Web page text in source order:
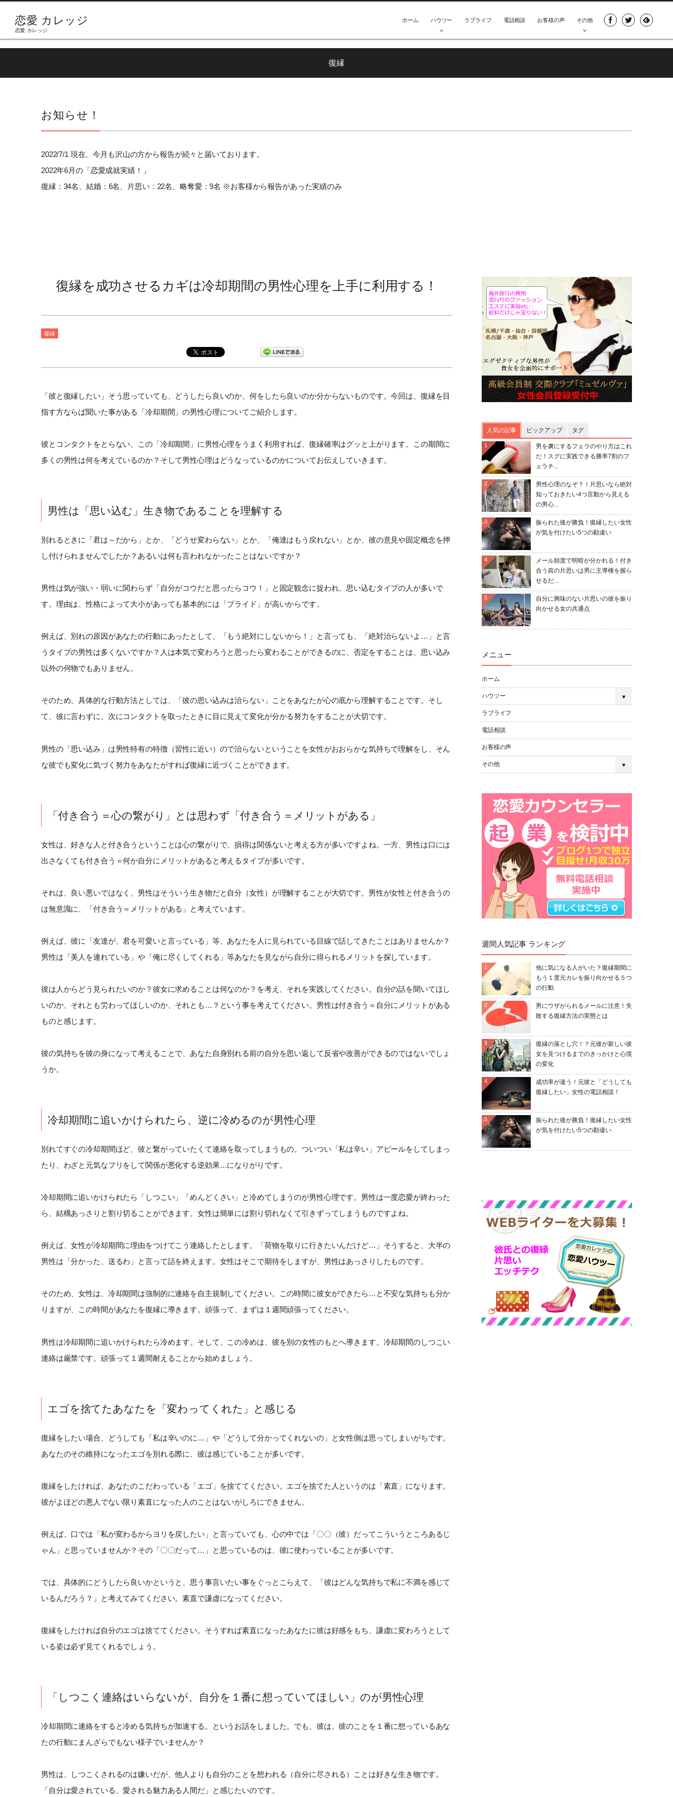
恋愛 カレッジ
恋愛 カレッジ
ホーム ハウツー ラブライフ 電話相談 お客様の声 その他
復縁
お知らせ！
2022/7/1 現在、今月も沢山の方から報告が続々と届いております。
2022年6月の「恋愛成就実績！」
復縁：34名、結婚：6名、片思い：22名、略奪愛：9名 ※お客様から報告があった実績のみ
復縁を成功させるカギは冷却期間の男性心理を上手に利用する！
復縁
「彼と復縁したい」そう思っていても、どうしたら良いのか、何をしたら良いのか分からないものです。今回は、復縁を目
指す方ならば聞いた事がある「冷却期間」の男性心理についてご紹介します。
彼とコンタクトをとらない、この「冷却期間」に男性心理をうまく利用すれば、復縁確率はグッと上がります。この期間に
多くの男性は何を考えているのか？そして男性心理はどうなっているのかについてお伝えしていきます。
男性は「思い込む」生き物であることを理解する
別れるときに「君は～だから」とか、「どうせ変わらない」とか、「俺達はもう戻れない」とか、彼の意見や固定概念を押
し付けられませんでしたか？あるいは何も言われなかったことはないですか？
男性は気が強い・弱いに関わらず「自分がコウだと思ったらコウ！」と固定観念に捉われ、思い込むタイプの人が多いで
す。理由は、性格によって大小があっても基本的には「プライド」が高いからです。
例えば、別れの原因があなたの行動にあったとして、「もう絶対にしないから！」と言っても、「絶対治らないよ…」と言
うタイプの男性は多くないですか？人は本気で変わろうと思ったら変わることができるのに、否定をすることは、思い込み
以外の何物でもありません。
そのため、具体的な行動方法としては、「彼の思い込みは治らない」ことをあなたが心の底から理解することです。そし
て、彼に言わずに、次にコンタクトを取ったときに目に見えて変化が分かる努力をすることが大切です。
男性の「思い込み」は男性特有の特徴（習性に近い）ので治らないということを女性がおおらかな気持ちで理解をし、そん
な彼でも変化に気づく努力をあなたがすれば復縁に近づくことができます。
「付き合う＝心の繋がり」とは思わず「付き合う＝メリットがある」
女性は、好きな人と付き合うということは心の繋がりで、損得は関係ないと考える方が多いですよね。一方、男性は口には
出さなくても付き合う＝何か自分にメリットがあると考えるタイプが多いです。
それは、良い悪いではなく、男性はそういう生き物だと自分（女性）が理解することが大切です。男性が女性と付き合うの
は無意識に、「付き合う＝メリットがある」と考えています。
例えば、彼に「友達が、君を可愛いと言っている」等、あなたを人に見られている目線で話してきたことはありませんか？
男性は「美人を連れている」や「俺に尽くしてくれる」等あなたを見ながら自分に得られるメリットを探しています。
彼は人からどう見られたいのか？彼女に求めることは何なのか？を考え、それを実践してください。自分の話を聞いてほし
いのか、それとも労わってほしいのか、それとも…？という事を考えてください。男性は付き合う＝自分にメリットがある
ものと感じます。
彼の気持ちを彼の身になって考えることで、あなた自身別れる前の自分を思い返して反省や改善ができるのではないでしょ
うか。
冷却期間に追いかけられたら、逆に冷めるのが男性心理
別れてすぐの冷却期間ほど、彼と繋がっていたくて連絡を取ってしまうもの。ついつい「私は辛い」アピールをしてしまっ
たり、わざと元気なフリをして関係が悪化する逆効果…になりがりです。
冷却期間に追いかけられたら「しつこい」「めんどくさい」と冷めてしまうのが男性心理です。男性は一度恋愛が終わった
ら、結構あっさりと割り切ることができます。女性は簡単には割り切れなくて引きずってしまうものですよね。
例えば、女性が冷却期間に理由をつけてこう連絡したとします。「荷物を取りに行きたいんだけど…」そうすると、大半の
男性は「分かった、送るわ」と言って話を終えます。女性はそこで期待をしますが、男性はあっさりしたものです。
そのため、女性は、冷却期間は強制的に連絡を自主規制してください。この時間に彼女ができたら…と不安な気持ちも分か
りますが、この時間があなたを復縁に導きます。頑張って、まずは１週間頑張ってください。
男性は冷却期間に追いかけられたら冷めます。そして、この冷めは、彼を別の女性のもとへ導きます。冷却期間のしつこい
連絡は厳禁です。頑張って１週間耐えることから始めましょう。
エゴを捨てたあなたを「変わってくれた」と感じる
復縁をしたい場合、どうしても「私は辛いのに…」や「どうして分かってくれないの」と女性側は思ってしまいがちです。
あなたのその維持になったエゴを別れる際に、彼は感じていることが多いです。
復縁をしたければ、あなたのこだわっている「エゴ」を捨ててください。エゴを捨てた人というのは「素直」になります。
彼がよほどの悪人でない限り素直になった人のことはないがしろにできません。
例えば、口では「私が変わるからヨリを戻したい」と言っていても、心の中では「〇〇（彼）だってこういうところあるじ
ゃん」と思っていませんか？その「〇〇だって…」と思っているのは、彼に使わっていることが多いです。
では、具体的にどうしたら良いかというと、思う事言いたい事をぐっとこらえて、「彼はどんな気持ちで私に不満を感じて
いるんだろう？」と考えてみてください。素直で謙虚になってください。
復縁をしたければ自分のエゴは捨ててください。そうすれば素直になったあなたに彼は好感をもち、謙虚に変わろうとして
いる姿は必ず見てくれるでしょう。
「しつこく連絡はいらないが、自分を１番に想っていてほしい」のが男性心理
冷却期間に連絡をすると冷める気持ちが加速する。というお話をしました。でも、彼は、彼のことを１番に想っているあな
たの行動にまんざらでもない様子でいませんか？
男性は、しつこくされるのは嫌いだが、他人よりも自分のことを想われる（自分に尽される）ことは好きな生き物です。
「自分は愛されている、愛される魅力ある人間だ」と感じたいのです。
人気の記事 ピックアップ タグ
男を虜にするフェラのやり方はこれ
だ！スグに実践できる勝率7割のフ
ェラチ...
1
男性心理のなぞ？！片思いなら絶対
知っておきたい4つ言動から見える
の男心...
2
振られた後が勝負！復縁したい女性
が気を付けたい5つの勘違い
3
メール頻度で明暗が分かれる！付き
合う前の片思いは男に主導権を握ら
せるだ...
4
自分に興味のない片思いの彼を振り
向かせる女の共通点
5
メニュー
ホーム
ハウツー
ラブライフ
電話相談
お客様の声
その他
週間人気記事 ランキング
他に気になる人がいた？復縁期間に
もう１度元カレを振り向かせる５つ
の行動
1
男にウザがられるメールに注意！失
敗する復縁方法の実態とは
2
復縁の落とし穴！？元彼が新しい彼
女を見つけるまでのきっかけと心境
の変化
3
成功率が違う！元彼と「どうしても
復縁したい」女性の電話相談！
4
振られた後が勝負！復縁したい女性
が気を付けたい5つの勘違い
5